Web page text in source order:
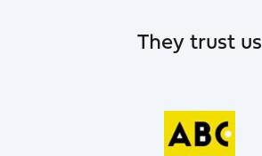
They trust us